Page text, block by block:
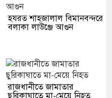
হযরত শাহজালাল বিমানবন্দরে
বলাকা লাউঞ্জে আগুন
রাজধানীতে জামাতার
ছুরিকাঘাতে মা-মেয়ে নিহত